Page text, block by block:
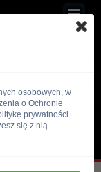
osobowych, w
o Ochronie
prywatności
się z nią